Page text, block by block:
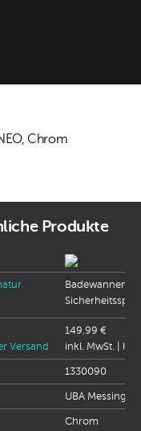
Chrom
Produkte
Versand
149,99 €
inkl. MwSt.
|
1330090
UBA Messing
Chrom